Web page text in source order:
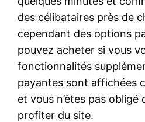
des célibataires près de
cependant des options
pouvez acheter si vous
fonctionnalités
payantes sont affichées
et vous n’êtes pas
profiter du site.